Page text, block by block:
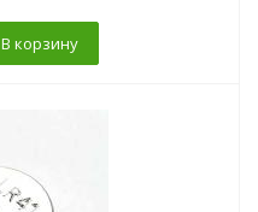
В корзину